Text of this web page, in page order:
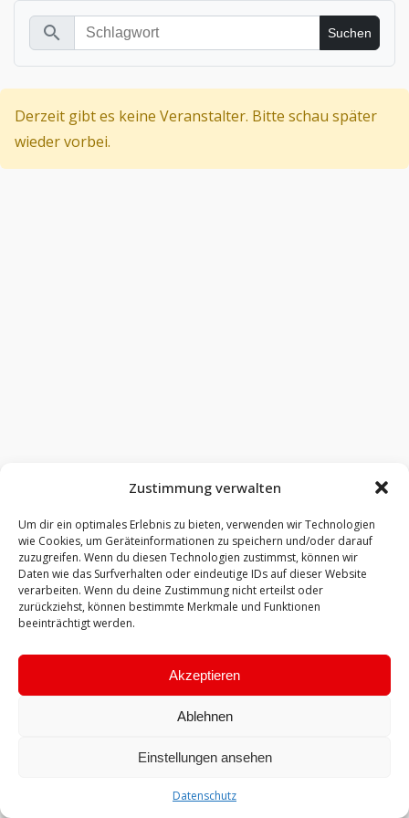
Zustimmung verwalten
Um dir ein optimales Erlebnis zu bieten, verwenden wir Technologien
wie Cookies, um Geräteinformationen zu speichern und/oder darauf
zuzugreifen. Wenn du diesen Technologien zustimmst, können wir
Daten wie das Surfverhalten oder eindeutige IDs auf dieser Website
verarbeiten. Wenn du deine Zustimmung nicht erteilst oder
zurückziehst, können bestimmte Merkmale und Funktionen
beeinträchtigt werden.
Akzeptieren
Ablehnen
Einstellungen ansehen
Datenschutz
search
Derzeit gibt es keine Veranstalter. Bitte schau später
wieder vorbei.